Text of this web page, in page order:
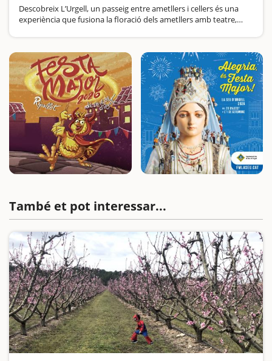
Descobreix L’Urgell, un passeig entre ametllers i cellers és una
experiència que fusiona la floració dels ametllers amb teatre,
També et pot interessar...